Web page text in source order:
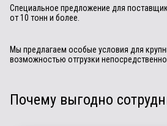
Специальное предложение для
от 10 тонн и более.
Мы предлагаем особые условия для
возможностью отгрузки
Почему выгодно